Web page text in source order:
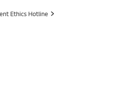
Ethics Hotline